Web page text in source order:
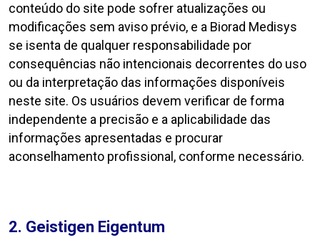
conteúdo do site pode sofrer atualizações ou
modificações sem aviso prévio, e a Biorad Medisys
se isenta de qualquer responsabilidade por
consequências não intencionais decorrentes do uso
ou da interpretação das informações disponíveis
neste site. Os usuários devem verificar de forma
independente a precisão e a aplicabilidade das
informações apresentadas e procurar
aconselhamento profissional, conforme necessário.
2. Geistigen Eigentum